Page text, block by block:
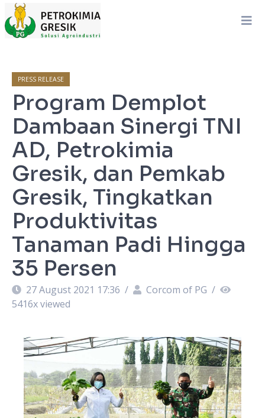
PRESS RELEASE
Program Demplot
Dambaan Sinergi TNI
AD, Petrokimia
Gresik, dan Pemkab
Gresik, Tingkatkan
Produktivitas
Tanaman Padi Hingga
35 Persen
27 August 2021 17:36 / Corcom of PG /
5416x viewed